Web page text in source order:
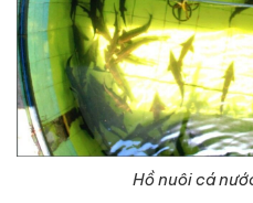
Hồ nuôi cá